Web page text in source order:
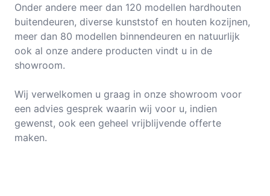
Onder andere meer dan 120 modellen hardhouten
buitendeuren, diverse kunststof en houten kozijnen,
meer dan 80 modellen binnendeuren en natuurlijk
ook al onze andere producten vindt u in de
showroom.
Wij verwelkomen u graag in onze showroom voor
een advies gesprek waarin wij voor u, indien
gewenst, ook een geheel vrijblijvende offerte
maken.